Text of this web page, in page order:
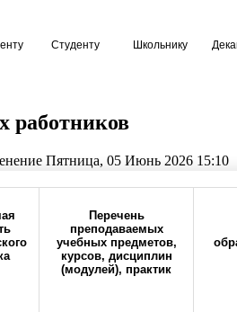
Студенту Школьнику
работников
Перечень
преподаваемых
учебных предметов,
курсов, дисциплин
(модулей), практик
Пятница, 05 Июнь 2026 15:10
Факс:(3532) 50-06-20